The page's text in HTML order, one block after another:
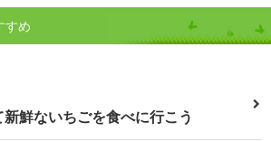
すめ
鮮ないちごを食べに行こう